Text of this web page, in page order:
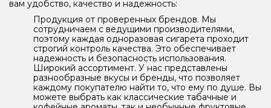
вам удобство, качество и надежность:
Продукция от проверенных брендов. Мы
сотрудничаем с ведущими производителями,
поэтому каждая одноразовая сигарета проходит
строгий контроль качества. Это обеспечивает
надежность и безопасность использования.
Широкий ассортимент. У нас представлены
разнообразные вкусы и бренды, что позволяет
каждому покупателю найти то, что ему по душе. Вы
можете выбрать как классические табачные и